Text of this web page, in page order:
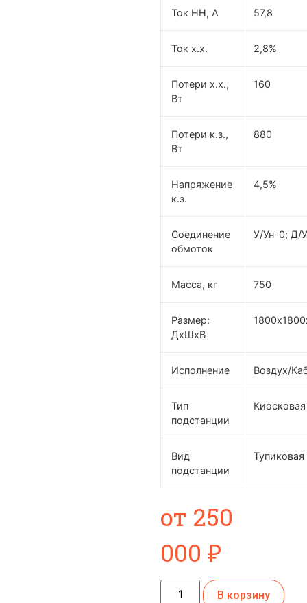
Ток НН, А 57,8
Ток х.х. 2,8%
Потери х.х.,
Вт
160
Потери к.з.,
Вт
880
Напряжение
к.з.
4,5%
Соединение
обмоток
У/Ун-0; Д/
Масса, кг 750
Размер:
ДхШхВ
Исполнение Воздух/
Тип
подстанции
Киосковая
Вид
подстанции
Тупиковая
от 250
000 ₽
В корзину